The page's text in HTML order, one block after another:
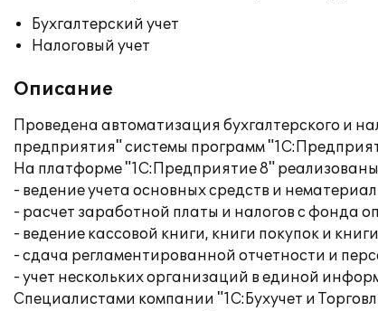
Бухгалтерский учет
Налоговый учет
Описание
Проведена автоматизация бухгалтерского и
предприятия" системы программ
На платформе "1С:Предприятие 8"
- ведение учета основных средств и
- расчет заработной платы и налогов с фонда
- ведение кассовой книги, книги покупок и
- сдача регламентированной отчетности и
- учет нескольких организаций в единой
Специалистами компании "1С:Бухучет и